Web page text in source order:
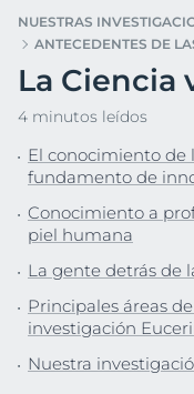
NUESTRAS
ANTECEDENTES DE
La Ciencia
4 minutos leídos
El conocimiento de
fundamento de
Conocimiento a
piel humana
La gente detrás de
Principales áreas
investigación
Nuestra